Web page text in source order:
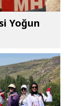
Yoğun